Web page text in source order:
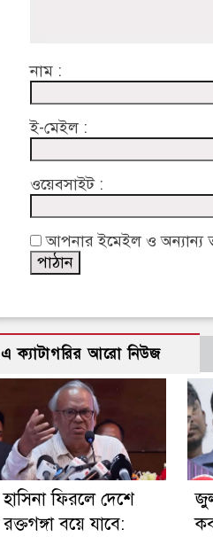
নাম :
ই-মেইল :
ওয়েবসাইট :
আপনার ইমেইল ও অন্যান্য
এ ক্যাটাগরির আরো নিউজ
হাসিনা ফিরলে দেশে
রক্তগঙ্গা বয়ে যাবে: